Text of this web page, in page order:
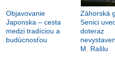
Objavovanie
Japonska – cesta
medzi tradíciou a
budúcnosťou
Záhorská
Senici
doteraz
M. Rašlu